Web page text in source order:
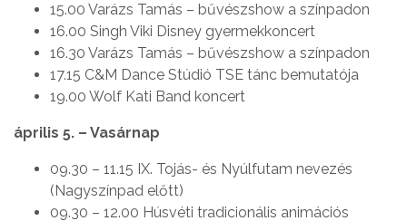
15.00 Varázs Tamás – bűvészshow a színpadon
16.00 Singh Viki Disney gyermekkoncert
16.30 Varázs Tamás – bűvészshow a színpadon
17.15 C&M Dance Stúdió TSE tánc bemutatója
19.00 Wolf Kati Band koncert
április 5. – Vasárnap
09.30 – 11.15 IX. Tojás- és Nyúlfutam nevezés
(Nagyszínpad előtt)
09.30 – 12.00 Húsvéti tradicionális animációs